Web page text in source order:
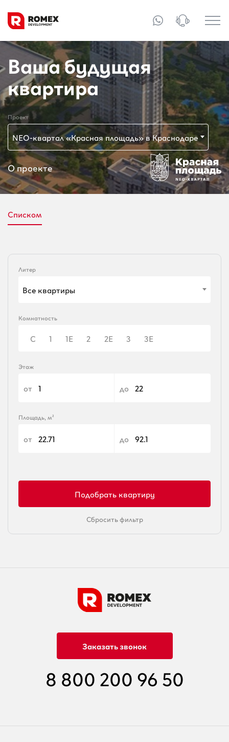
Ваша будущая
квартира
Проект
NEO-квартал «Красная площадь» в Краснодаре
О проекте
Списком
Литер
Все квартиры
Комнатность
С 1 1Е 2 2Е 3 3Е
Этаж
от до
Площадь, м²
от до
Сбросить фильтр
Заказать звонок
8 800 200 96 50